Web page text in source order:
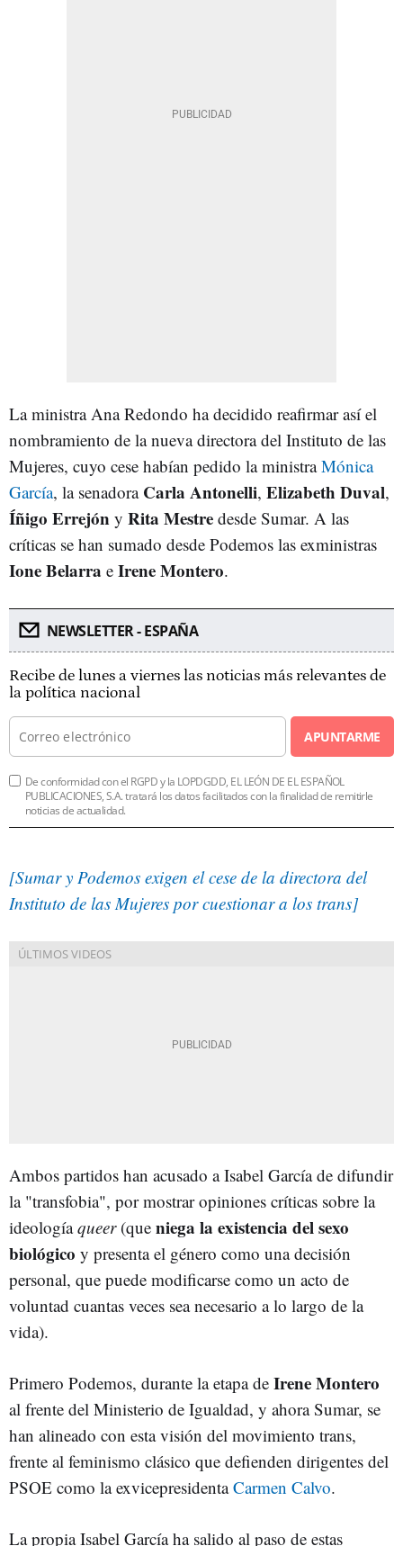
La ministra Ana Redondo ha decidido reafirmar así el
nombramiento de la nueva directora del Instituto de las
Mujeres, cuyo cese habían pedido la ministraMónica
García, la senadora Carla Antonelli, Elizabeth Duval,
Íñigo Errejón y Rita Mestre desde Sumar. A las
críticas se han sumado desde Podemos las exministras
Ione Belarra e Irene Montero.
NEWSLETTER - ESPAÑA
Recibe de lunes a viernes las noticias más relevantes de
la política nacional
APUNTARME
De conformidad con el RGPD y la LOPDGDD, EL LEÓN DE EL ESPAÑOL
PUBLICACIONES, S.A. tratará los datos facilitados con la finalidad de remitirle
noticias de actualidad.
[Sumar y Podemos exigen el cese de la directora del
Instituto de las Mujeres por cuestionar a los trans]
Ambos partidos han acusado a Isabel García de difundir
la "transfobia", por mostrar opiniones críticas sobre la
ideologíaqueer(que niega la existencia del sexo
biológico y presenta el género como una decisión
personal, que puede modificarse como un acto de
voluntad cuantas veces sea necesario a lo largo de la
vida).
Primero Podemos, durante la etapa de Irene Montero
al frente del Ministerio de Igualdad, y ahora Sumar, se
han alineado con esta visión del movimiento trans,
frente al feminismo clásico que defienden dirigentes del
PSOE como la exvicepresidentaCarmen Calvo.
La propia Isabel García ha salido al paso de estas